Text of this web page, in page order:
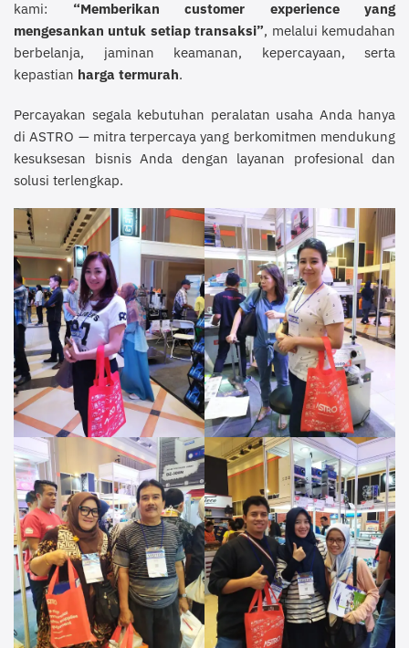
kami: “Memberikan customer experience yang
mengesankan untuk setiap transaksi”, melalui kemudahan
berbelanja, jaminan keamanan, kepercayaan, serta
kepastian harga termurah.
Percayakan segala kebutuhan peralatan usaha Anda hanya
di ASTRO — mitra terpercaya yang berkomitmen mendukung
kesuksesan bisnis Anda dengan layanan profesional dan
solusi terlengkap.